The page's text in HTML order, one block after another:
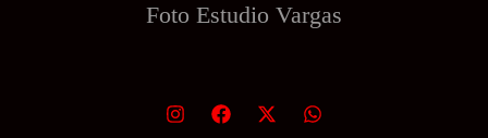
Foto Estudio Vargas